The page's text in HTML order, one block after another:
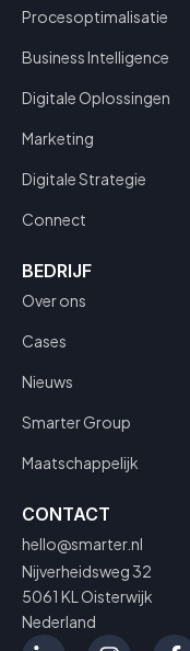
Procesoptimalisatie
Business Intelligence
Digitale Oplossingen
Marketing
Digitale Strategie
Connect
BEDRIJF
Over ons
Cases
Nieuws
Smarter Group
Maatschappelijk
CONTACT
hello@smarter.nl
Nijverheidsweg 32
5061 KL Oisterwijk
Nederland